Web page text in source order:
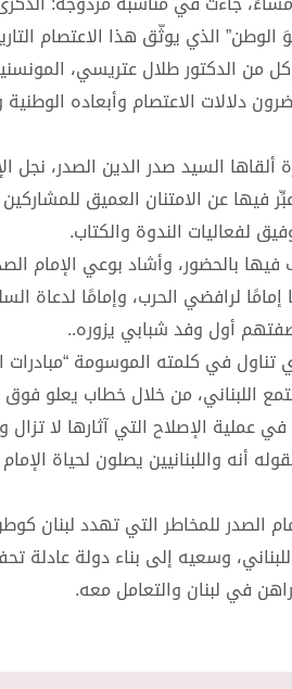
الذي يوثّق هذا الاعتصام
من الدكتور طلال عتريسي،
الاعتصام وأبعاده الوطنية
السيد صدر الدين الصدر، نجل
فيها عن الامتنان العميق
لفعاليات الندوة والكتاب.
بالحضور، وأشاد بوعي الإمام
لرافضي الحرب، وإمامًا لدعاة
أول وفد شبابي يزوره..
تناول في كلمته الموسومة “مبادرات
اللبناني، من خلال خطاب يعلو فوق
عملية الإصلاح التي آثارها لا
واللبنانيين يصلون لحياة
الصدر للمخاطر التي تهدد لبنان
وسعيه إلى بناء دولة عادلة
في لبنان والتعامل معه.